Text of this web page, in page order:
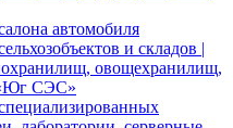
автомобиля
и складов |
овощехранилищ,
СЭС»